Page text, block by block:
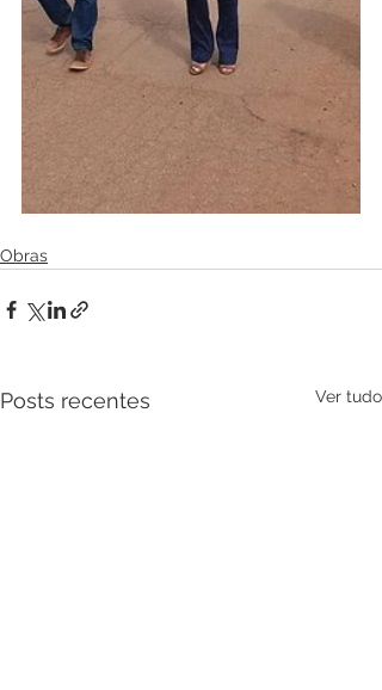
Obras
Posts recentes Ver tudo